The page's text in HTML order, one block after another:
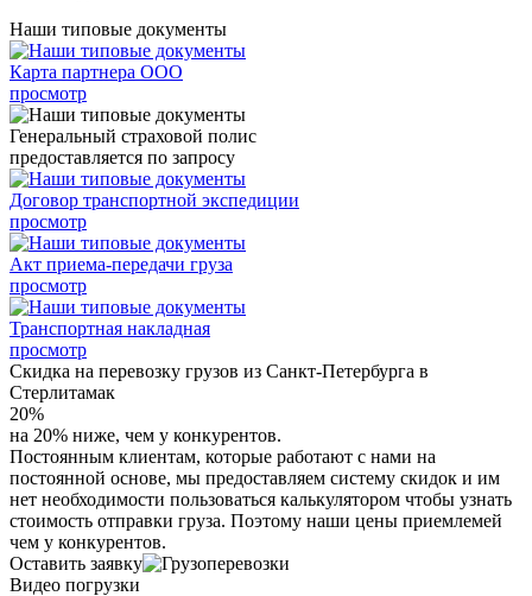
Наши типовые документы
Карта партнера ООО
просмотр
Генеральный страховой полис
предоставляется по запросу
Договор транспортной экспедиции
просмотр
Акт приема-передачи груза
просмотр
Транспортная накладная
просмотр
Скидка на перевозку грузов из Санкт-Петербурга в
Стерлитамак
20%
на 20% ниже, чем у конкурентов.
Постоянным клиентам, которые работают с нами на
постоянной основе, мы предоставляем систему скидок и им
нет необходимости пользоваться калькулятором чтобы узнать
стоимость отправки груза. Поэтому наши цены приемлемей
чем у конкурентов.
Оставить заявку
Видео погрузки